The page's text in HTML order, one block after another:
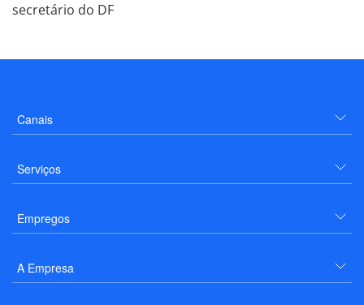
secretário do DF
Canais
Serviços
Empregos
A Empresa